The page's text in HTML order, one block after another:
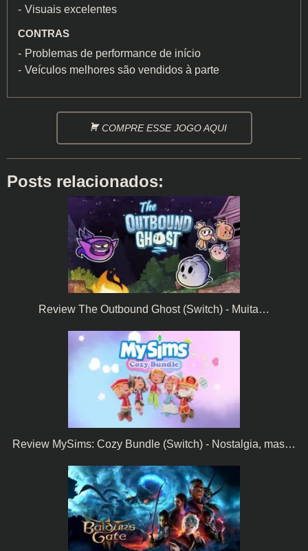
Visuais excelentes
CONTRAS
Problemas de performance de início
Veículos melhores são vendidos à parte
COMPRE ESSE JOGO AQUI
Posts relacionados:
Review The Outbound Ghost (Switch) - Muita…
Review MySims: Cozy Bundle (Switch) - Nostalgia, mas…